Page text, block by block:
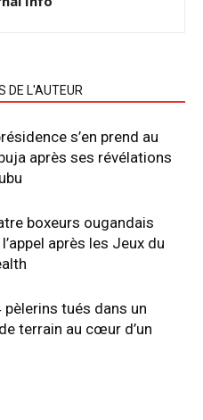
DE L'AUTEUR
s’en prend au
après ses révélations
boxeurs ougandais
après les Jeux du
pèlerins tués dans un
terrain au cœur d’un